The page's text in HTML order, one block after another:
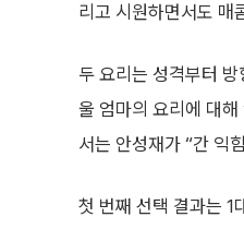
리고 시원하면서도 매
두 요리는 성격부터
울 엄마의 요리에 대
서는 안성재가 “간 익
첫 번째 선택 결과는 1